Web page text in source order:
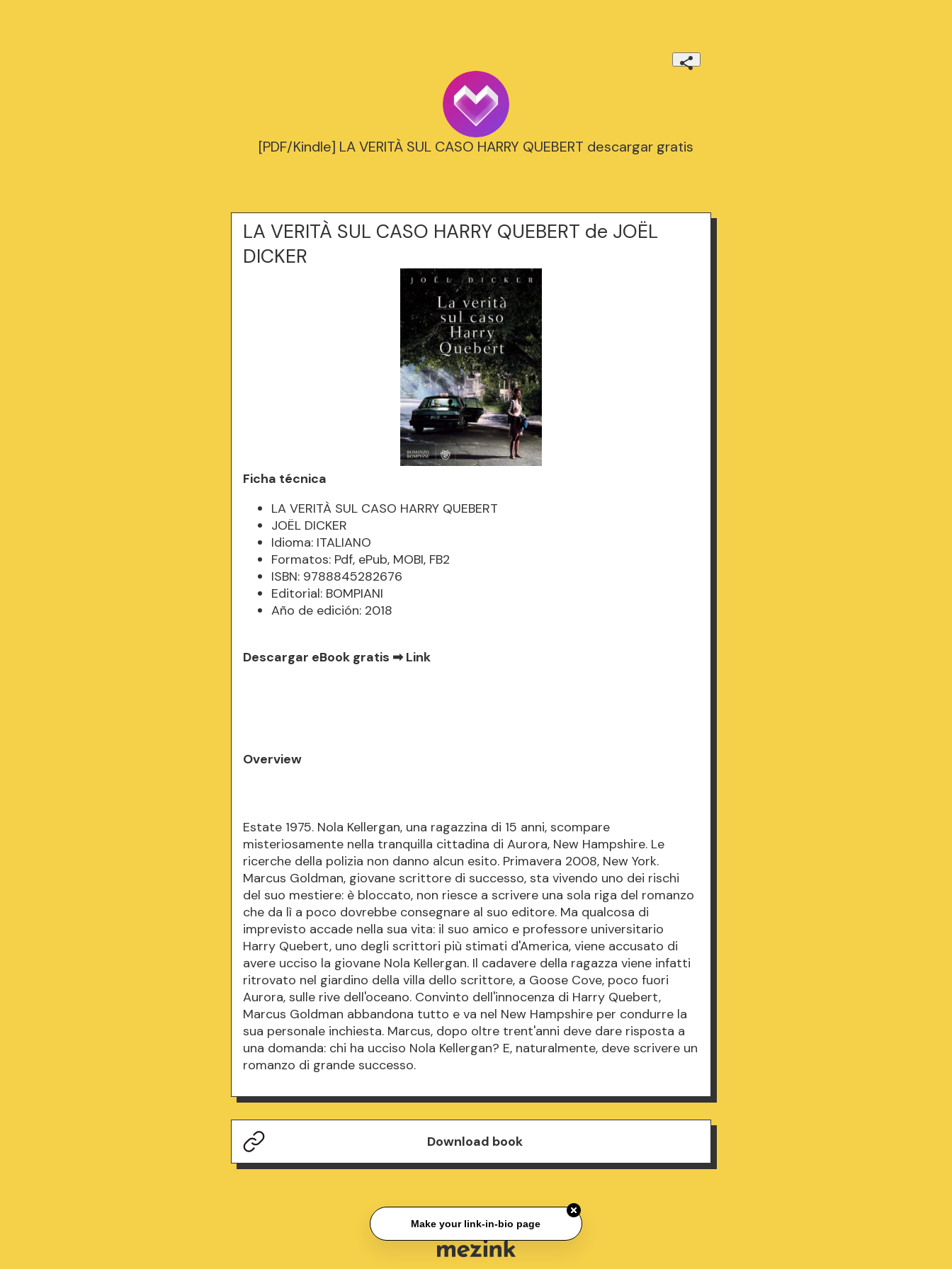
[PDF/Kindle] LA VERITÀ SUL CASO HARRY QUEBERT descargar gratis
LA VERITÀ SUL CASO HARRY QUEBERT de JOËL
DICKER
Ficha técnica
LA VERITÀ SUL CASO HARRY QUEBERT
JOËL DICKER
Idioma: ITALIANO
Formatos: Pdf, ePub, MOBI, FB2
ISBN: 9788845282676
Editorial: BOMPIANI
Año de edición: 2018
Descargar eBook gratis ➡Link
Overview
Estate 1975. Nola Kellergan, una ragazzina di 15 anni, scompare
misteriosamente nella tranquilla cittadina di Aurora, New Hampshire. Le
ricerche della polizia non danno alcun esito. Primavera 2008, New York.
Marcus Goldman, giovane scrittore di successo, sta vivendo uno dei rischi
del suo mestiere: è bloccato, non riesce a scrivere una sola riga del romanzo
che da lì a poco dovrebbe consegnare al suo editore. Ma qualcosa di
imprevisto accade nella sua vita: il suo amico e professore universitario
Harry Quebert, uno degli scrittori più stimati d'America, viene accusato di
avere ucciso la giovane Nola Kellergan. Il cadavere della ragazza viene infatti
ritrovato nel giardino della villa dello scrittore, a Goose Cove, poco fuori
Aurora, sulle rive dell'oceano. Convinto dell'innocenza di Harry Quebert,
Marcus Goldman abbandona tutto e va nel New Hampshire per condurre la
sua personale inchiesta. Marcus, dopo oltre trent'anni deve dare risposta a
una domanda: chi ha ucciso Nola Kellergan? E, naturalmente, deve scrivere un
romanzo di grande successo.
Download book
Make your link-in-bio page